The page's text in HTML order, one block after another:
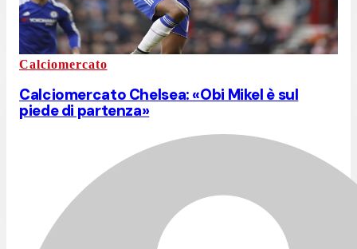
Calciomercato
Calciomercato Chelsea: «Obi Mikel è sul
piede di partenza»